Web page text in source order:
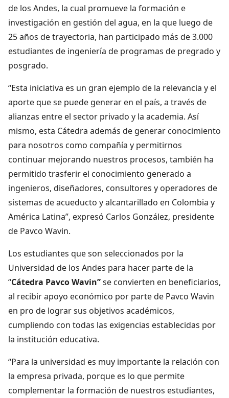
de los Andes, la cual promueve la formación e
investigación en gestión del agua, en la que luego de
25 años de trayectoria, han participado más de 3.000
estudiantes de ingeniería de programas de pregrado y
posgrado.
“Esta iniciativa es un gran ejemplo de la relevancia y el
aporte que se puede generar en el país, a través de
alianzas entre el sector privado y la academia. Así
mismo, esta Cátedra además de generar conocimiento
para nosotros como compañía y permitirnos
continuar mejorando nuestros procesos, también ha
permitido trasferir el conocimiento generado a
ingenieros, diseñadores, consultores y operadores de
sistemas de acueducto y alcantarillado en Colombia y
América Latina”, expresó Carlos González, presidente
de Pavco Wavin.
Los estudiantes que son seleccionados por la
Universidad de los Andes para hacer parte de la
“Cátedra Pavco Wavin”se convierten en beneficiarios,
al recibir apoyo económico por parte de Pavco Wavin
en pro de lograr sus objetivos académicos,
cumpliendo con todas las exigencias establecidas por
la institución educativa.
“Para la universidad es muy importante la relación con
la empresa privada, porque es lo que permite
complementar la formación de nuestros estudiantes,